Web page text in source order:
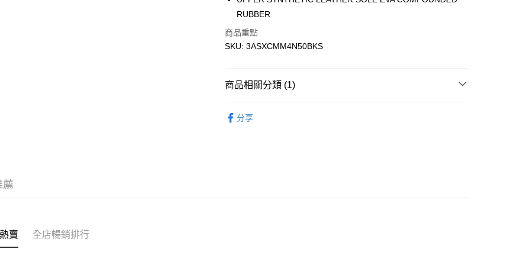
AlipayHK
WeChat Pay
送貨方式
每筆HK$50.00，滿HK$499.00或以上免運費
RUBBER
商品重點
SKU: 3ASXCMM4N50BKS
商品相關分類 (1)
分享
薦
賣 全店暢銷排行